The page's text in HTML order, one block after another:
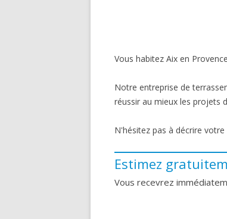
Vous habitez Aix en
Notre entreprise de
réussir au mieux les projets
N'hésitez pas à décrire
Estimez
Vous recevrez